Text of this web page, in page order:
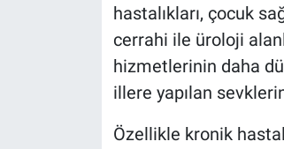
hastalıkları, çocuk
cerrahi ile üroloji
hizmetlerinin daha
illere yapılan
Özellikle kronik